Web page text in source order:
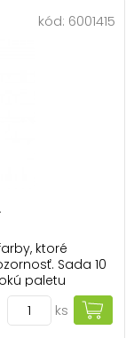
kód: 6001415
ktoré
Sada 10
paletu
Na svetlom aj
a
Každ...
ks